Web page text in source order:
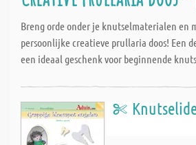
Breng orde onder je knutselmaterialen en
persoonlijke creatieve prullaria doos! Een
een ideaal geschenk voor beginnende